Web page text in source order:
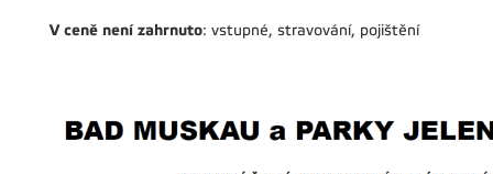
V ceně není zahrnuto: vstupné, stravování, pojištění